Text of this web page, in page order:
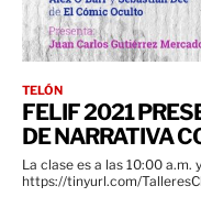
TELÓN
FELIF 2021
DE NARRATIVA
La clase es a las 10:00 a.m.